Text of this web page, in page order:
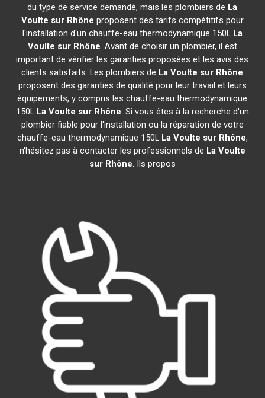
du type de service demandé, mais les plombiers de La
Voulte sur Rhône proposent des tarifs compétitifs pour
l'installation d'un chauffe-eau thermodynamique 150L La
Voulte sur Rhône. Avant de choisir un plombier, il est
important de vérifier les garanties proposées et les avis des
clients satisfaits. Les plombiers de La Voulte sur Rhône
proposent des garanties de qualité pour leur travail et leurs
équipements, y compris les chauffe-eau thermodynamique
150L La Voulte sur Rhône. Si vous êtes à la recherche d'un
plombier fiable pour l'installation ou la réparation de votre
chauffe-eau thermodynamique 150L La Voulte sur Rhône,
n'hésitez pas à contacter les professionnels de La Voulte
sur Rhône. Ils propos